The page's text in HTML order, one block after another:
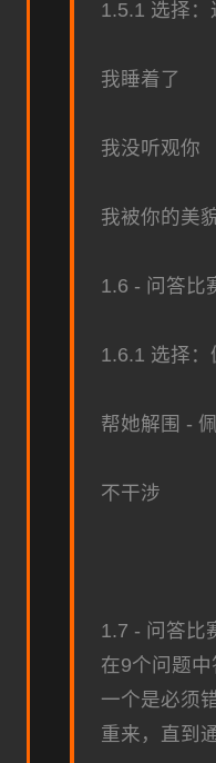
1.5.1 选择
我睡着了
我没听观你
我被你的美
1.6 - 问答比
1.6.1 选择
帮她解围 -
不干涉
1.7 - 问答比
在9个问题
一个是必须
重来，直到